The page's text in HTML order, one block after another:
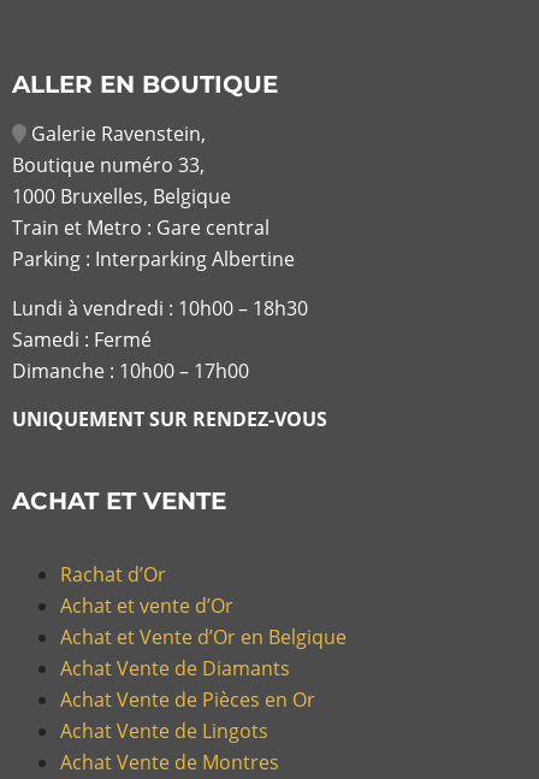
ALLER EN BOUTIQUE
Galerie Ravenstein,
Boutique numéro 33,
1000 Bruxelles, Belgique
Train et Metro : Gare central
Parking : Interparking Albertine
Lundi à vendredi : 10h00 – 18h30
Samedi : Fermé
Dimanche : 10h00 – 17h00
UNIQUEMENT SUR RENDEZ-VOUS
ACHAT ET VENTE
Rachat d’Or
Achat et vente d’Or
Achat et Vente d’Or en Belgique
Achat Vente de Diamants
Achat Vente de Pièces en Or
Achat Vente de Lingots
Achat Vente de Montres